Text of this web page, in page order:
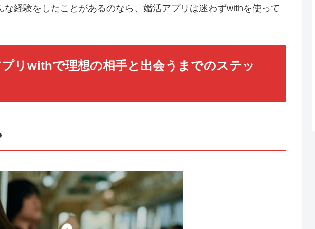
な経験をしたことがあるのなら、婚活アプリは迷わずwithを使って
リwithで理想の相手と出会うまでのステッ